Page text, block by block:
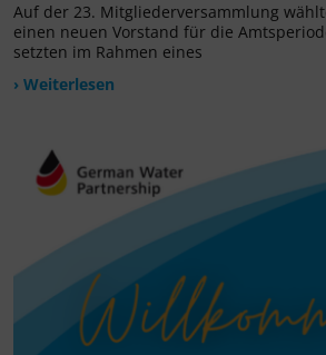
Auf der 23. Mitgliederversammlung
einen neuen Vorstand für die
setzten im Rahmen eines
› Weiterlesen